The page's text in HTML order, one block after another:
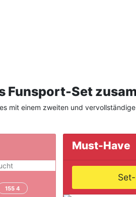
Funsport-Set
mit einem zweiten und
155 4
Must-Have